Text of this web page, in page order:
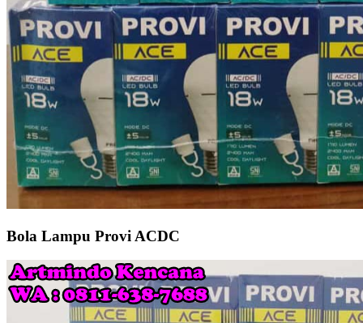
Bola Lampu Provi ACDC